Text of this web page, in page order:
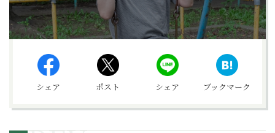
シェア ポスト シェア ブックマーク